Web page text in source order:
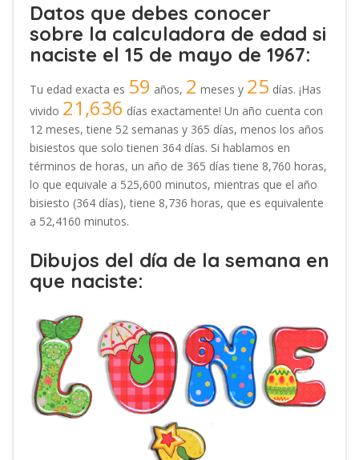
Datos que debes conocer
sobre la calculadora de edad si
naciste el 15 de mayo de 1967:
Tu edad exacta es 59 años, 2 meses y 25 días. ¡Has
vivido 21,636 días exactamente! Un año cuenta con
12 meses, tiene 52 semanas y 365 días, menos los años
bisiestos que solo tienen 364 días. Si hablamos en
términos de horas, un año de 365 días tiene 8,760 horas,
lo que equivale a 525,600 minutos, mientras que el año
bisiesto (364 días), tiene 8,736 horas, que es equivalente
a 52,4160 minutos.
Dibujos del día de la semana en
que naciste: